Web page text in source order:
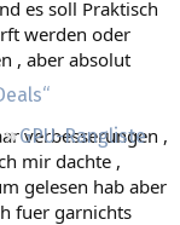
GPU-Rangliste
es soll Praktisch
werden oder
, aber absolut
verbesserungen ,
mir dachte ,
gelesen hab aber
fuer garnichts